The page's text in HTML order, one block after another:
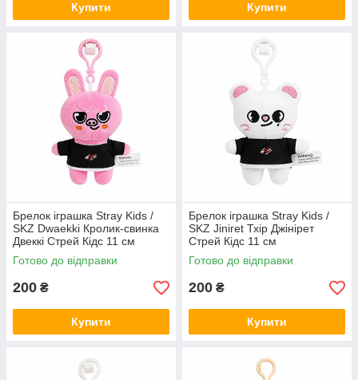
Купити Купити
Брелок іграшка Stray Kids /
SKZ Dwaekki Кролик-свинка
Двеккі Стрей Кідс 11 см
Готово до відправки
200 ₴
Купити
Брелок іграшка Stray Kids /
SKZ Jiniret Тхір Джінірет
Стрей Кідс 11 см
Готово до відправки
200 ₴
Купити